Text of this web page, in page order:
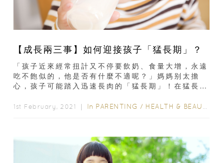
【成長兩三事】如何迎接孩子「猛長期」？
「孩子近來經常扭計又不停要飲奶、食量大增，永遠
吃不飽似的，他是否有什麼不適呢？」媽媽别太擔
心，孩子可能踏入迅速長肉的「猛長期」！在猛長期
一味餵食...
1st February, 2021 ｜ In PARENTING / HEALTH & BEAUTY